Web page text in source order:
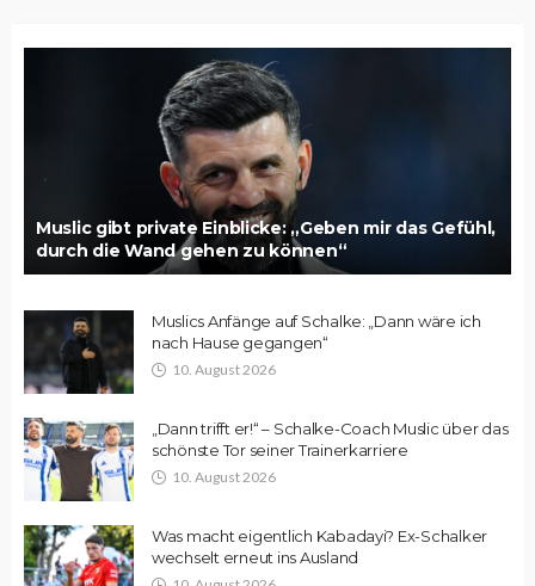
Muslic gibt private Einblicke: „Geben mir das Gefühl,
durch die Wand gehen zu können“
Muslics Anfänge auf Schalke: „Dann wäre ich
nach Hause gegangen“
10. August 2026
„Dann trifft er!“ – Schalke-Coach Muslic über das
schönste Tor seiner Trainerkarriere
10. August 2026
Was macht eigentlich Kabadayi? Ex-Schalker
wechselt erneut ins Ausland